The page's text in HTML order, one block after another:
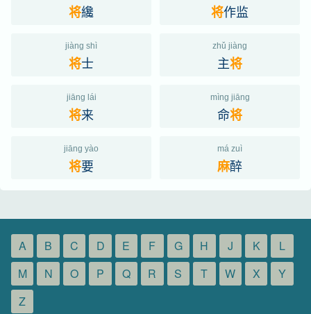
将纔 将作监
jiàng shì
将士
zhǔ jiàng
主将
jiāng lái
将来
mìng jiāng
命将
jiāng yào
将要
má zuì
麻醉
A B C D E F G H J K
L
M
N O P Q R S T W X
Y
Z